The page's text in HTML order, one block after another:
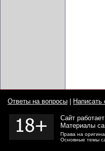
Ответы на вопросы Написать
Сайт
Материалы
Права на
Основные темы